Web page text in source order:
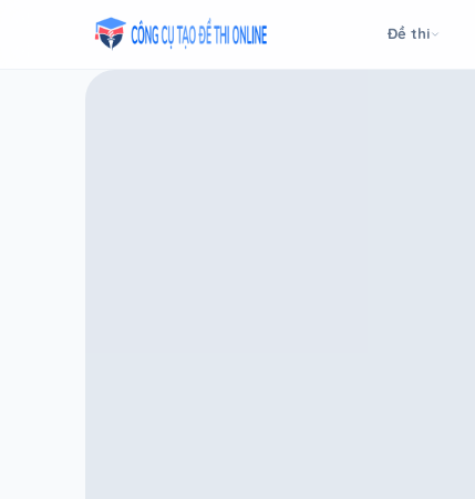
Đề thi
Taodethi.xyz - Tạo đề thi Online miễn phí